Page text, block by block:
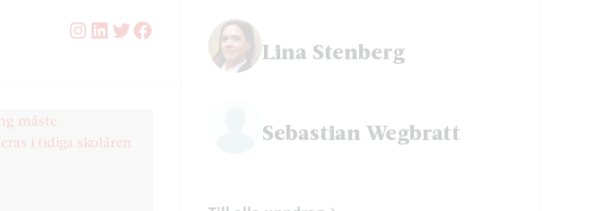
Instagram
LinkedIn
Twitter
Facebook
Lina Stenberg
Sebastian Wegbratt